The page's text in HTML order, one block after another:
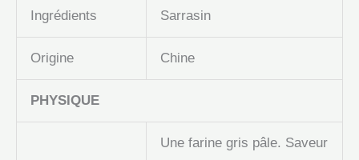
Ingrédients Sarrasin
Origine Chine
PHYSIQUE
Une farine gris pâle. Saveur